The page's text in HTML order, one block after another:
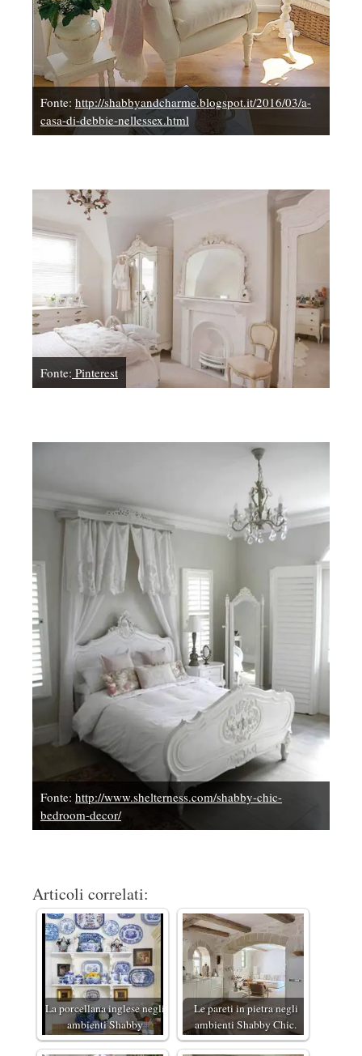
Fonte: http://shabbyandcharme.blogspot.it/2016/03/a-
casa-di-debbie-nellessex.html
Fonte: Pinterest
Fonte: http://www.shelterness.com/shabby-chic-
bedroom-decor/
Articoli correlati:
La porcellana inglese negli
ambienti Shabby
Le pareti in pietra negli
ambienti Shabby Chic.